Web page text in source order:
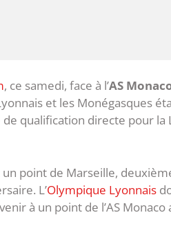
, ce samedi, face à l’AS
et les Monégasques
qualification directe pour la
point de Marseille,
L’Olympique Lyonnais
à un point de l’AS Monaco